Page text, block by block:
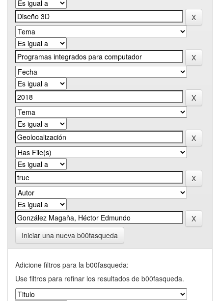
Iniciar una nueva b00fasqueda
Adicione filtros para la b00fasqueda:
Use filtros para refinar los resultados de b00fasqueda.